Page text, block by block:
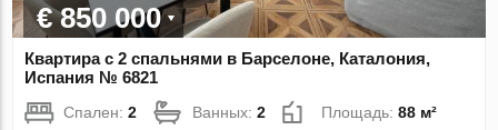
€ 850 000
Квартира с 2 спальнями в Барселоне, Каталония,
Испания № 6821
Спален:2 Ванных:2 Площадь:88 м²